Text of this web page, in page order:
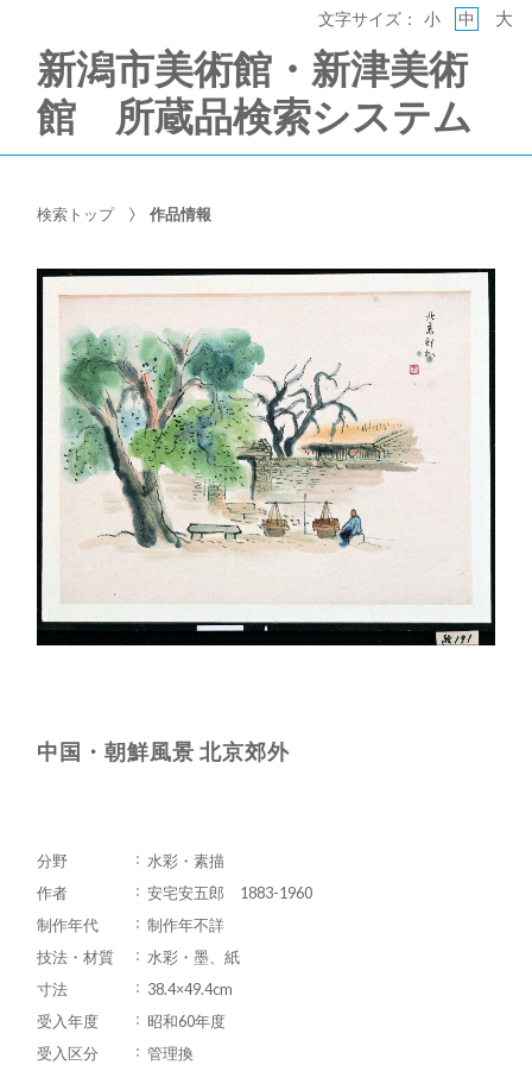
新潟市美術館・新津美術
館 所蔵品検索システム
文字サイズ： 小 中 大
検索トップ 作品情報
中国・朝鮮風景 北京郊外
分野
水彩・素描
作者
安宅安五郎 1883-1960
制作年代
制作年不詳
技法・材質
水彩・墨、紙
寸法
38.4×49.4cm
受入年度
昭和60年度
受入区分
管理換